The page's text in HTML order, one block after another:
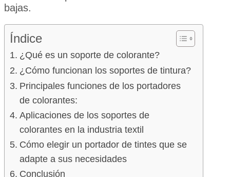
bajas.
Índice
¿Qué es un soporte de colorante?
¿Cómo funcionan los soportes de tintura?
Principales funciones de los portadores
de colorantes:
Aplicaciones de los soportes de
colorantes en la industria textil
Cómo elegir un portador de tintes que se
adapte a sus necesidades
Conclusión